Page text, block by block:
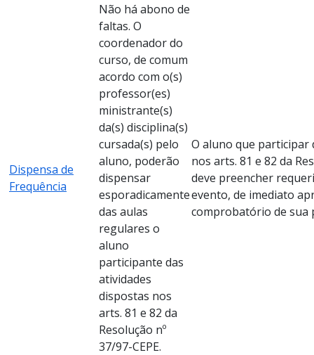
Dispensa de
Frequência
Não há abono de
faltas. O
coordenador do
curso, de comum
acordo com o(s)
professor(es)
ministrante(s)
da(s) disciplina(s)
cursada(s) pelo
aluno, poderão
dispensar
esporadicamente
das aulas
regulares o
aluno
participante das
atividades
dispostas nos
arts. 81 e 82 da
Resolução nº
37/97-CEPE.
O aluno que participar
nos arts. 81 e 82 da
deve preencher
evento, de imediato
comprobatório de sua